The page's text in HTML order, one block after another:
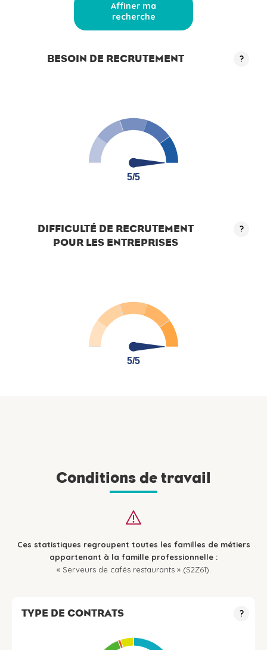
Affiner ma
recherche
BESOIN DE RECRUTEMENT ?
5/5
5/5
DIFFICULTÉ DE RECRUTEMENT
POUR LES ENTREPRISES
?
5/5
5/5
Conditions de travail
Ces statistiques regroupent toutes les familles de métiers
appartenant à la famille professionnelle :
« Serveurs de cafés restaurants » (S2Z61).
TYPE DE CONTRATS ?